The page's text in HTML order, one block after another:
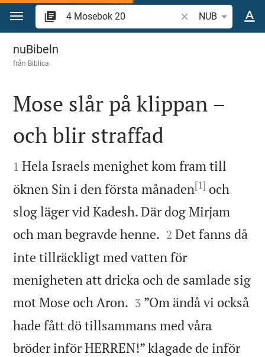
Hoppa till innehåll
Sök bibelvers eller
NUB
4 Mosebok 20
nuBibeln
från Biblica

Mose slår på klippan –
och blir straffad

1 Hela Israels menighet kom fram till
öknen Sin i den första månaden[1] och
slog läger vid Kadesh. Där dog Mirjam
och man begravde henne. 

2 Det fanns då
inte tillräckligt med vatten för
menigheten att dricka och de samlade sig
mot Mose och Aron. 

3 ”Om ändå vi också
hade fått dö tillsammans med våra
bröder inför HERREN!” klagade de inför